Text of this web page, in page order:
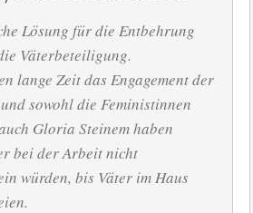
Lösung für die Entbehrung
Väterbeteiligung.
lange Zeit das Engagement der
sowohl die Feministinnen
Gloria Steinem haben
bei der Arbeit nicht
würden, bis Väter im Haus